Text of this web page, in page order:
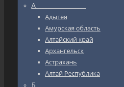
А_________________
Адыгея
Амурская область
Алтайский край
Архангельск
Астрахань
Алтай Республика
Б_________________